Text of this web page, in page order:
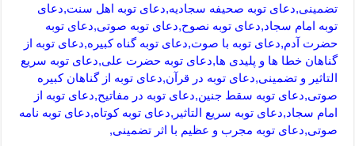
تضمینی,دعای توبه صحیفه سجادیه,دعای توبه اهل سنت,دعای
توبه امام سجاد,دعای توبه نصوح,دعای توبه صوتی,دعای توبه
حضرت آدم,دعای توبه با صوت,دعای توبه گناه کبیره,دعای توبه از
گناهان خطا ها و پلیدی ها,دعای توبه حضرت علی,دعای توبه سریع
التاثیر و تضمینی,دعای توبه در قرآن,دعای توبه از گناهان کبیره
صوتی,دعای توبه سقط جنین,دعای توبه در مفاتیح,دعای توبه از
امام سجاد,دعای توبه سریع التاثیر,دعای توبه کوتاه,دعای توبه نامه
صوتی,دعای توبه مجرب و عظیم با اثر تضمینی,